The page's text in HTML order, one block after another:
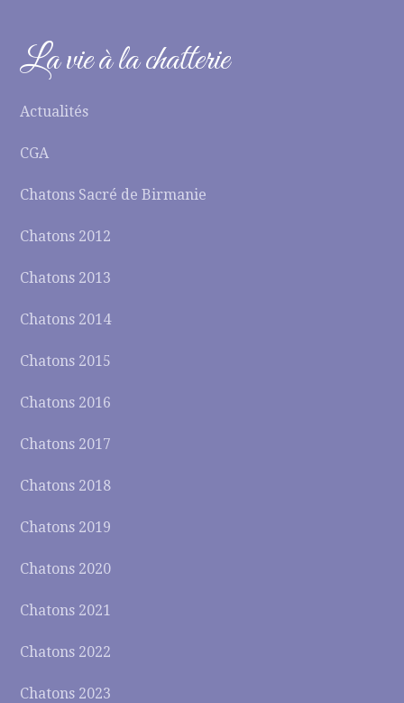
La vie à la chatterie
Actualités
CGA
Chatons Sacré de Birmanie
Chatons 2012
Chatons 2013
Chatons 2014
Chatons 2015
Chatons 2016
Chatons 2017
Chatons 2018
Chatons 2019
Chatons 2020
Chatons 2021
Chatons 2022
Chatons 2023